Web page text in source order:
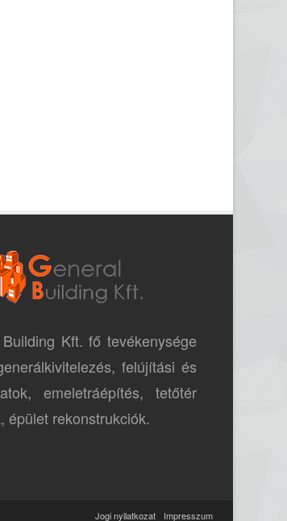
Kft. fő tevékenysége
felújítási és
emeletráépítés, tetőtér
épület rekonstrukciók.
Jogi nyilatkozat Impresszum